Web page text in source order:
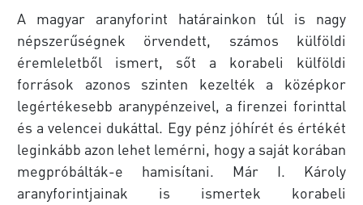
A magyar aranyforint határainkon túl is nagy
népszerűségnek örvendett, számos külföldi
éremleletből ismert, sőt a korabeli külföldi
források azonos szinten kezelték a középkor
legértékesebb aranypénzeivel, a firenzei forinttal
és a velencei dukáttal. Egy pénz jóhírét és értékét
leginkább azon lehet lemérni, hogy a saját korában
megpróbálták-e hamisítani. Már I. Károly
aranyforintjainak is ismertek korabeli